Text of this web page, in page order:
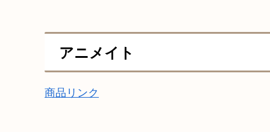
アニメイト
商品リンク